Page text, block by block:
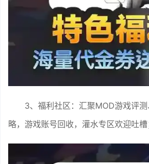
3、福利社区：汇聚MOD游戏评
略，游戏账号回收，灌水专区欢迎吐槽